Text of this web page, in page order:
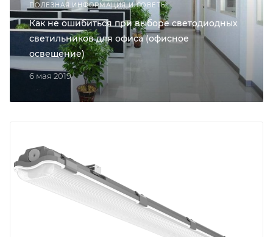
ПОЛЕЗНАЯ ИНФОРМАЦИЯ И СОВЕТЫ
6 мая 2019
Как не ошибиться при выборе светодиодных
светильников для офиса (офисное
освещение)